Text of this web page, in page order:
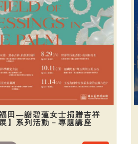
福田—謝碧蓮女士捐贈吉祥
】系列活動－專題講座